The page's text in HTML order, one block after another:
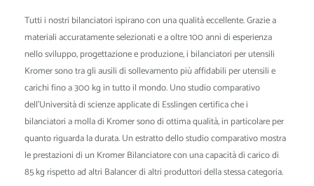
Tutti i nostri bilanciatori ispirano con una qualità eccellente. Grazie a
materiali accuratamente selezionati e a oltre 100 anni di esperienza
nello sviluppo, progettazione e produzione, i bilanciatori per utensili
Kromer sono tra gli ausili di sollevamento più affidabili per utensili e
carichi fino a 300 kg in tutto il mondo. Uno studio comparativo
dell'Università di scienze applicate di Esslingen certifica che i
bilanciatori a molla di Kromer sono di ottima qualità, in particolare per
quanto riguarda la durata. Un estratto dello studio comparativo mostra
le prestazioni di un Kromer Bilanciatore con una capacità di carico di
85 kg rispetto ad altri Balancer di altri produttori della stessa categoria.